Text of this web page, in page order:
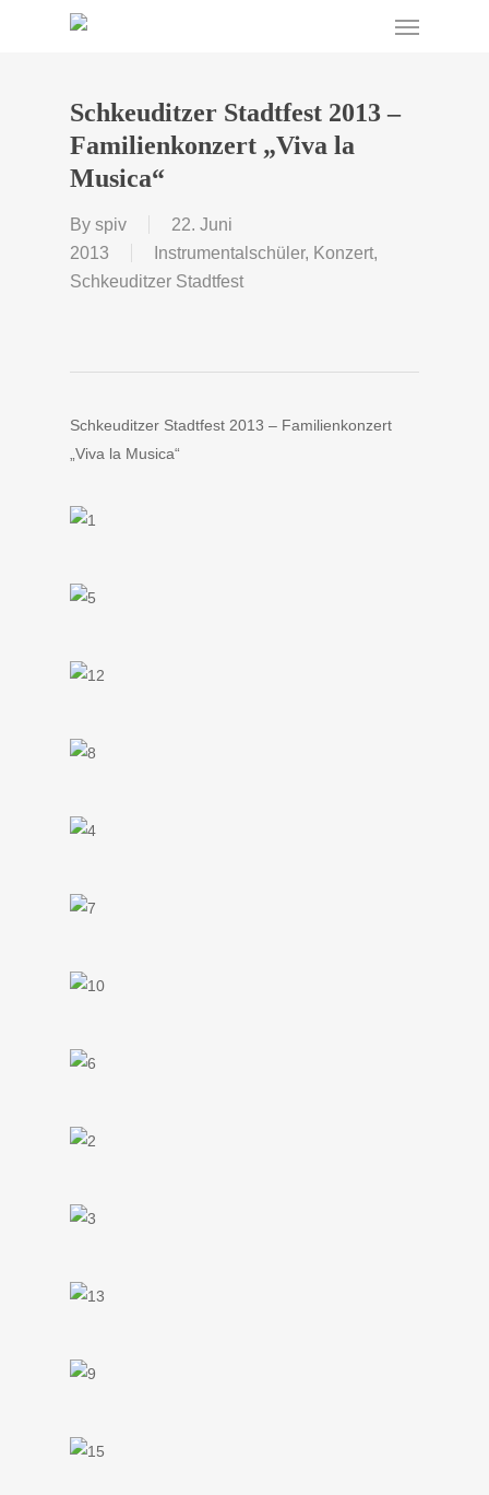
Menu
Schkeuditzer Stadtfest 2013 –
Familienkonzert „Viva la
Musica“
By spiv
22. Juni
2013
Instrumentalschüler, Konzert,
Schkeuditzer Stadtfest
Schkeuditzer Stadtfest 2013 – Familienkonzert
„Viva la Musica“